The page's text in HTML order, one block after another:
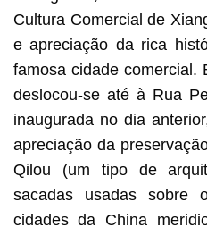
Cultura Comercial de
e apreciação da rica
famosa cidade comercial.
deslocou-se até à Rua
inaugurada no dia
apreciação da
Qilou (um tipo de
sacadas usadas sobre
cidades da China